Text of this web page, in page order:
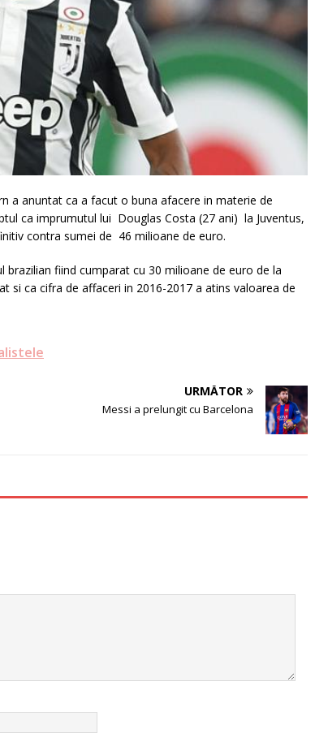
a anuntat ca a facut o buna afacere in materie de
ca imprumutul lui Douglas Costa (27 ani) la Juventus,
contra sumei de 46 milioane de euro.
fiind cumparat cu 30 milioane de euro de la
si ca cifra de affaceri in 2016-2017 a atins valoarea de
URMĂTOR
Messi a prelungit cu Barcelona